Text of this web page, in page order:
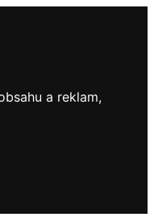
a reklam,